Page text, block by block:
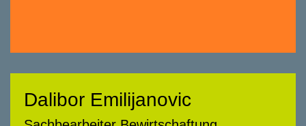
Dalibor EmilijanovicDalibor Emilijanovic